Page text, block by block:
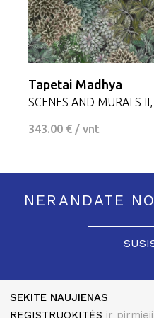
Tapetai Madhya
SCENES AND MURALS
343.00 € / vnt
NERANDATE
SEKITE NAUJIENAS
REGISTRUOKITĖS ir